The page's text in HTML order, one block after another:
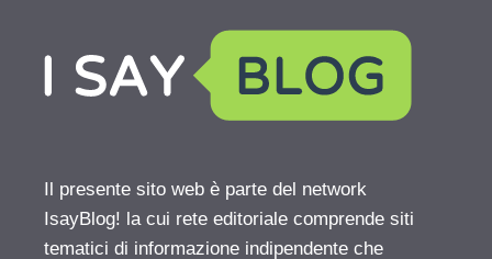
Il presente sito web è parte del network
IsayBlog! la cui rete editoriale comprende siti
tematici di informazione indipendente che